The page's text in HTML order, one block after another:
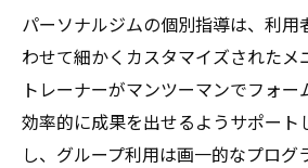
パーソナルジムの個別指導は、利用
わせて細かくカスタマイズされたメ
トレーナーがマンツーマンでフォー
効率的に成果を出せるようサポート
し、グループ利用は画一的なプログ